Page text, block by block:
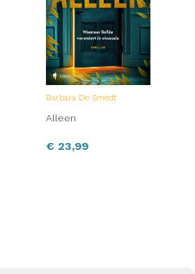
Barbara De Smedt
Alleen
€ 23,99